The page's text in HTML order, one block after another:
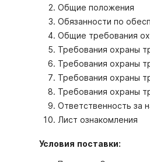
Общие положения
Обязанности по
Общие требования
Требования охраны
Требования охраны
Требования охраны
Требования охраны
Ответственность за
Лист ознакомления
Условия поставки: